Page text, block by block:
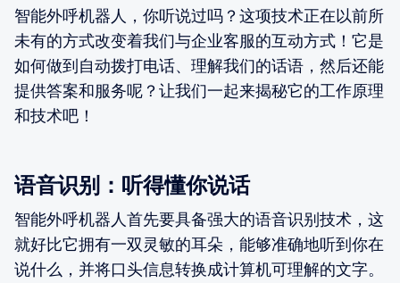
智能外呼机器人，你听说过吗？这项技术正在以前所
未有的方式改变着我们与企业客服的互动方式！它是
如何做到自动拨打电话、理解我们的话语，然后还能
提供答案和服务呢？让我们一起来揭秘它的工作原理
和技术吧！
语音识别：听得懂你说话
智能外呼机器人首先要具备强大的语音识别技术，这
就好比它拥有一双灵敏的耳朵，能够准确地听到你在
说什么，并将口头信息转换成计算机可理解的文字。